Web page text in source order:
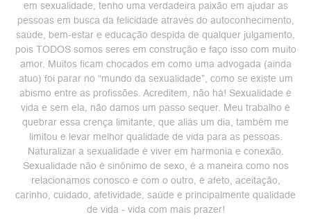
em sexualidade, tenho uma verdadeira paixão em ajudar as
pessoas em busca da felicidade através do autoconhecimento,
saúde, bem-estar e educação despida de qualquer julgamento,
pois TODOS somos seres em construção e faço isso com muito
amor. Muitos ficam chocados em como uma advogada (ainda
atuo) foi parar no “mundo da sexualidade”, como se existe um
abismo entre as profissões. Acreditem, não há! Sexualidade é
vida e sem ela, não damos um passo sequer. Meu trabalho é
quebrar essa crença limitante, que aliás um dia, também me
limitou e levar melhor qualidade de vida para as pessoas.
Naturalizar a sexualidade é viver em harmonia e conexão.
Sexualidade não é sinônimo de sexo, é a maneira como nos
relacionamos conosco e com o outro, é afeto, aceitação,
carinho, cuidado, afetividade, saúde e principalmente qualidade
de vida - vida com mais prazer!